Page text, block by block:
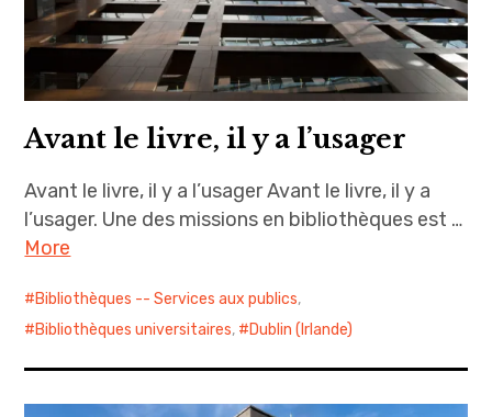
Avant le livre, il y a l’usager
Avant le livre, il y a l’usager Avant le livre, il y a
l’usager. Une des missions en bibliothèques est …
More
Bibliothèques -- Services aux publics,
Bibliothèques universitaires, Dublin (Irlande)